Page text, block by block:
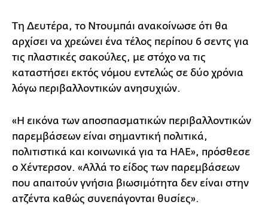
Τη Δευτέρα, το Ντουμπάι ανακοίνωσε ότι θα
αρχίσει να χρεώνει ένα τέλος περίπου 6 σεντς για
τις πλαστικές σακούλες, με στόχο να τις
καταστήσει εκτός νόμου εντελώς σε δύο χρόνια
λόγω περιβαλλοντικών ανησυχιών.
«Η εικόνα των αποσπασματικών περιβαλλοντικών
παρεμβάσεων είναι σημαντική πολιτικά,
πολιτιστικά και κοινωνικά για τα ΗΑΕ», πρόσθεσε
ο Χέντερσον. «Αλλά το είδος των παρεμβάσεων
που απαιτούν γνήσια βιωσιμότητα δεν είναι στην
ατζέντα καθώς συνεπάγονται θυσίες».